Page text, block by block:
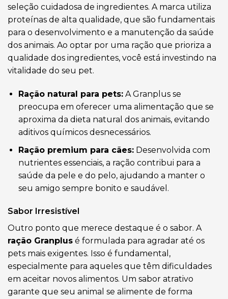
seleção cuidadosa de ingredientes. A marca utiliza
proteínas de alta qualidade, que são fundamentais
para o desenvolvimento e a manutenção da saúde
dos animais. Ao optar por uma ração que prioriza a
qualidade dos ingredientes, você está investindo na
vitalidade do seu pet.
Ração natural para pets:A Granplus se
preocupa em oferecer uma alimentação que se
aproxima da dieta natural dos animais, evitando
aditivos químicos desnecessários.
Ração premium para cães:Desenvolvida com
nutrientes essenciais, a ração contribui para a
saúde da pele e do pelo, ajudando a manter o
seu amigo sempre bonito e saudável.
Sabor Irresistível
Outro ponto que merece destaque é o sabor. A
ração Granplus é formulada para agradar até os
pets mais exigentes. Isso é fundamental,
especialmente para aqueles que têm dificuldades
em aceitar novos alimentos. Um sabor atrativo
garante que seu animal se alimente de forma